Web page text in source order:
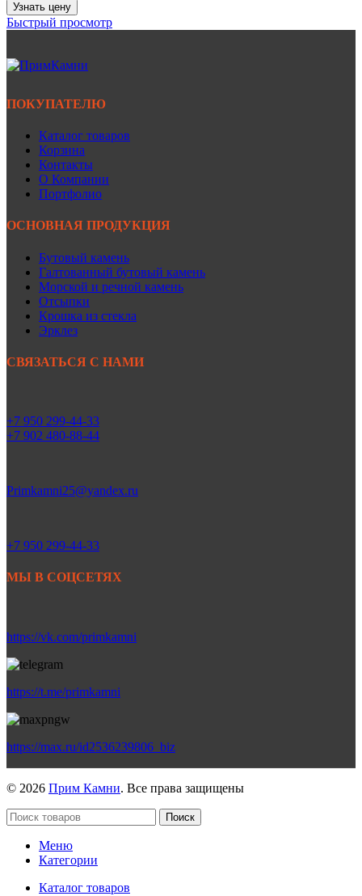
Узнать цену
Быстрый просмотр
ПОКУПАТЕЛЮ
Каталог товаров
Корзина
Контакты
О Компании
Портфолио
ОСНОВНАЯ ПРОДУКЦИЯ
Бутовый камень
Галтованный бутовый камень
Морской и речной камень
Отсыпки
Крошка из стекла
Эрклез
СВЯЗАТЬСЯ С НАМИ
+7 950 299-44-33
+7 902 480-88-44
Primkamni25@yandex.ru
+7 950 299-44-33
МЫ В СОЦСЕТЯХ
https://vk.com/primkamni
https://t.me/primkamni
https://max.ru/id2536239806_biz
© 2026 Прим Камни. Все права защищены
Поиск
Меню
Категории
Каталог товаров